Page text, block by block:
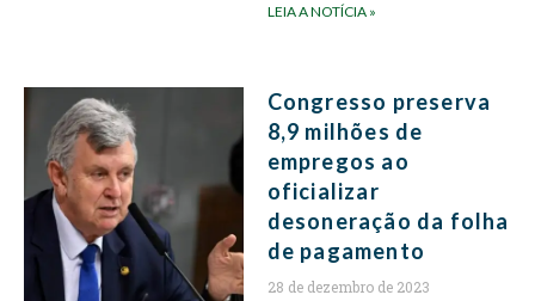
LEIA A NOTÍCIA »
Congresso preserva
8,9 milhões de
empregos ao
oficializar
desoneração da folha
de pagamento
28 de dezembro de 2023